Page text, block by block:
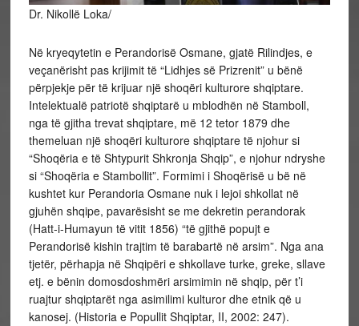
Dr. Nikollë Loka/
Në kryeqytetin e Perandorisë Osmane, gjatë Rilindjes, e
veçanërisht pas krijimit të “Lidhjes së Prizrenit” u bënë
përpjekje për të krijuar një shoqëri kulturore shqiptare.
Intelektualë patriotë shqiptarë u mblodhën në Stamboll,
nga të gjitha trevat shqiptare, më 12 tetor 1879 dhe
themeluan një shoqëri kulturore shqiptare të njohur si
“Shoqëria e të Shtypurit Shkronja Shqip”, e njohur ndryshe
si “Shoqëria e Stambollit”. Formimi i Shoqërisë u bë në
kushtet kur Perandoria Osmane nuk i lejoi shkollat në
gjuhën shqipe, pavarësisht se me dekretin perandorak
(Hatt-i-Humayun të vitit 1856) “të gjithë popujt e
Perandorisë kishin trajtim të barabartë në arsim”. Nga ana
tjetër, përhapja në Shqipëri e shkollave turke, greke, sllave
etj. e bënin domosdoshmëri arsimimin në shqip, për t’i
ruajtur shqiptarët nga asimilimi kulturor dhe etnik që u
kanosej. (Historia e Popullit Shqiptar, II, 2002: 247).